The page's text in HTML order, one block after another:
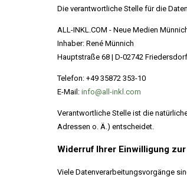
Die verantwortliche Stelle für die
ALL-INKL.COM - Neue Medien
Inhaber: René Münnich
Hauptstraße 68 | D-02742 Friedersdorf
Telefon: +49 35872 353-10
E-Mail: info@all-inkl.com
Verantwortliche Stelle ist die
Adressen o. Ä.) entscheidet.
Widerruf Ihrer Einwilligung
Viele Datenverarbeitungsvorgänge